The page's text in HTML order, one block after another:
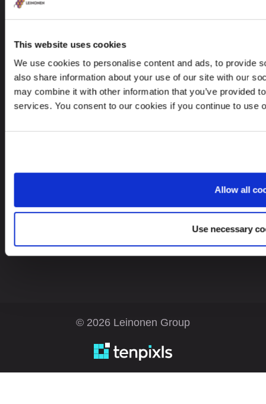
This website uses cookies
We use cookies to personalise content and ads, to provide
also share information about your use of our site with our
may combine it with other information that you’ve provided
services. You consent to our cookies if you continue to use
Allow all
Use necessary
contact@leinonen.lv
Personas datu aizsardzības pārkāpuma gadījumā, lūdzu, rakstiet:
dataprotection@leinonen.eu
Leinonen SIA
Zala iela 1
LV-1010 Riga, Latvia
Latvia LV
© 2026 Leinonen Group